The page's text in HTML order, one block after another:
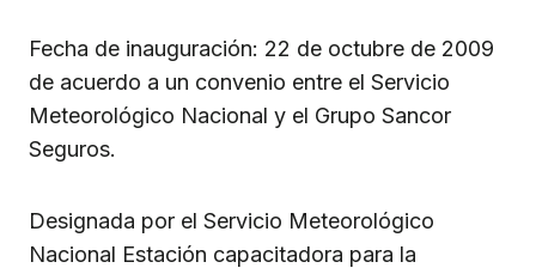
Fecha de inauguración: 22 de octubre de 2009
de acuerdo a un convenio entre el Servicio
Meteorológico Nacional y el Grupo Sancor
Seguros.
Designada por el Servicio Meteorológico
Nacional Estación capacitadora para la